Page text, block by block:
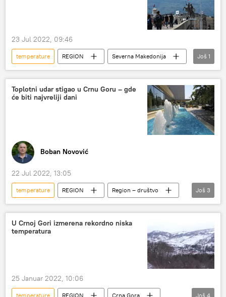
23 Jul 2022, 09:46
temperature REGION
Severna Makedonija
Region – politika
Još 1
Toplotni udar stigao u Crnu Goru – gde
će biti najvreliji dani
Boban Novović
22 Jul 2022, 13:05
temperature REGION
Region – društvo
Crna Gora
klima toplotni talas
Još 3
U Crnoj Gori izmerena rekordno niska
temperatura
25 Januar 2022, 10:06
temperature REGION Crna Gora Još 4